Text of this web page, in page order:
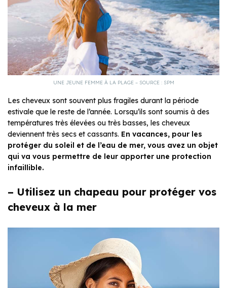
UNE JEUNE FEMME À LA PLAGE – SOURCE : SPM
Les cheveux sont souvent plus fragiles durant la période
estivale que le reste de l’année. Lorsqu’ils sont soumis à des
températures très élevées ou très basses, les cheveux
deviennent très secs et cassants. En vacances, pour les
protéger du soleil et de l’eau de mer, vous avez un objet
qui va vous permettre de leur apporter une protection
infaillible.
– Utilisez un chapeau pour protéger vos
cheveux à la mer